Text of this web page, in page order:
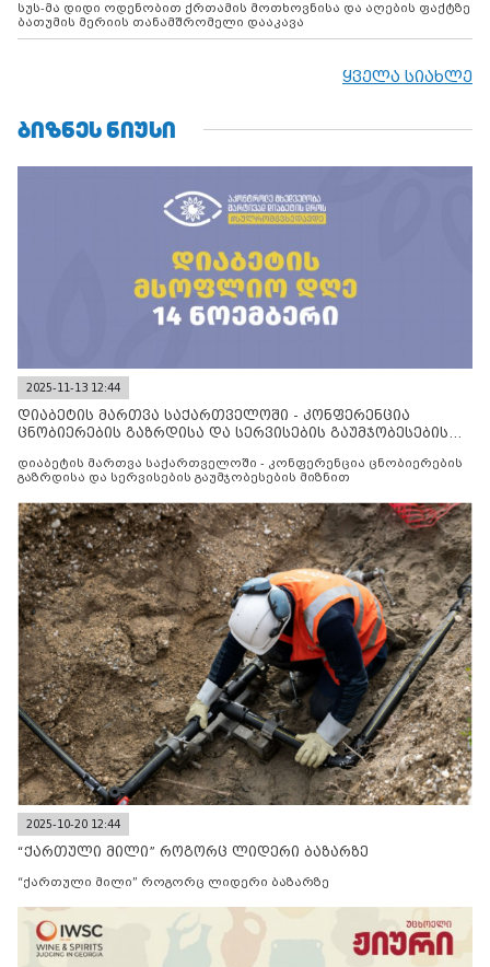
სუს-მა დიდი ოდენობით ქრთამის მოთხოვნისა და აღების ფაქტზე
ბათუმის მერიის თანამშრომელი დააკავა
ყველა სიახლე
ᲑᲘᲖᲜᲔᲡ ᲜᲘᲣᲡᲘ
2025-11-13 12:44
დიაბეტის მართვა საქართველოში - კონფერენცია
ცნობიერების გაზრდისა და სერვისების გაუმჯობესების
დიაბეტის მართვა საქართველოში - კონფერენცია ცნობიერების
გაზრდისა და სერვისების გაუმჯობესების მიზნით
2025-10-20 12:44
“ქართული მილი” როგორც ლიდერი ბაზარზე
“ქართული მილი” როგორც ლიდერი ბაზარზე